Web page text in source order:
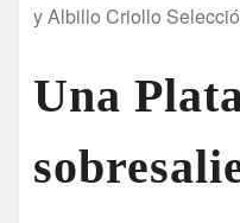
y Albillo Criollo
Una